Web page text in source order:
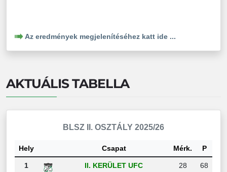
Az eredmények megjelenítéséhez katt ide ...
AKTUÁLIS TABELLA
BLSZ II. OSZTÁLY 2025/26
Hely Csapat Mérk. P
1 II. KERÜLET UFC 28 68